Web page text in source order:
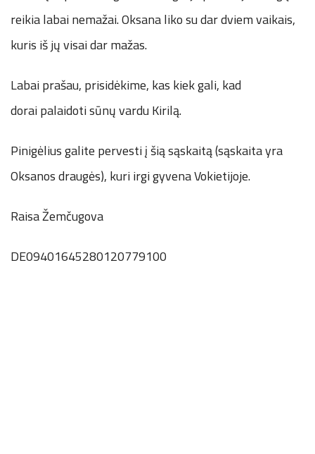
reikia labai nemažai. Oksana liko su dar dviem vaikais,
kuris iš jų visai dar mažas.
Labai prašau, prisidėkime, kas kiek gali, kad
dorai palaidoti sūnų vardu Kirilą.
Pinigėlius galite pervesti į šią sąskaitą (sąskaita yra
Oksanos draugės), kuri irgi gyvena Vokietijoje.
Raisa Žemčugova
DE09401645280120779100